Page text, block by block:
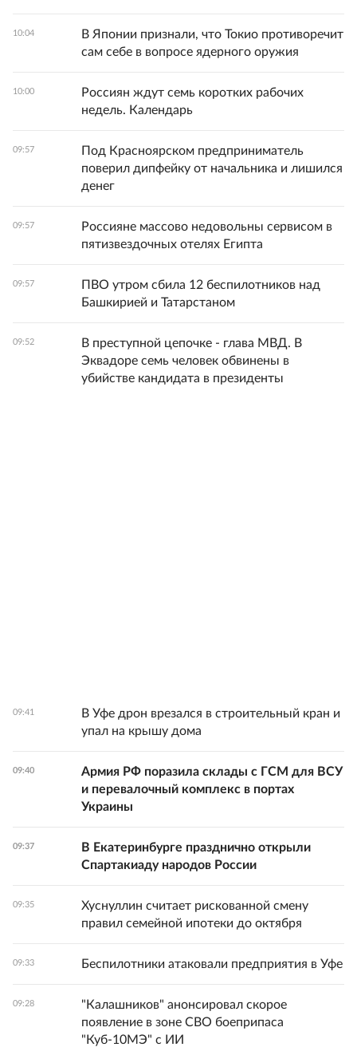
10:04
В Японии признали, что Токио противоречит
сам себе в вопросе ядерного оружия
10:00
Россиян ждут семь коротких рабочих
недель. Календарь
09:57
Под Красноярском предприниматель
поверил дипфейку от начальника и лишился
денег
09:57
Россияне массово недовольны сервисом в
пятизвездочных отелях Египта
09:57
ПВО утром сбила 12 беспилотников над
Башкирией и Татарстаном
09:52
В преступной цепочке - глава МВД. В
Эквадоре семь человек обвинены в
убийстве кандидата в президенты
09:41
В Уфе дрон врезался в строительный кран и
упал на крышу дома
09:40
Армия РФ поразила склады с ГСМ для ВСУ
и перевалочный комплекс в портах
Украины
09:37
В Екатеринбурге празднично открыли
Спартакиаду народов России
09:35
Хуснуллин считает рискованной смену
правил семейной ипотеки до октября
09:33 Беспилотники атаковали предприятия в Уфе
09:28
"Калашников" анонсировал скорое
появление в зоне СВО боеприпаса
"Куб-10МЭ" с ИИ